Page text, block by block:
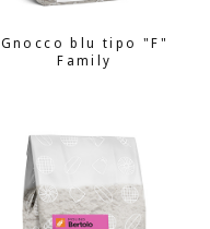
Gnocco blu tipo "F"
Family